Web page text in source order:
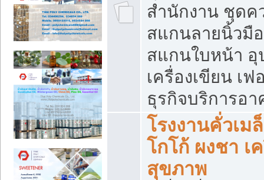
สำนักงาน ชุดค
สแกนลายนิ้วมื
สแกนใบหน้า
เครื่องเขียน เ
ธุรกิจบริการอ
โรงงานคั่วเม
โกโก้ ผงชา เ
สุขภาพ